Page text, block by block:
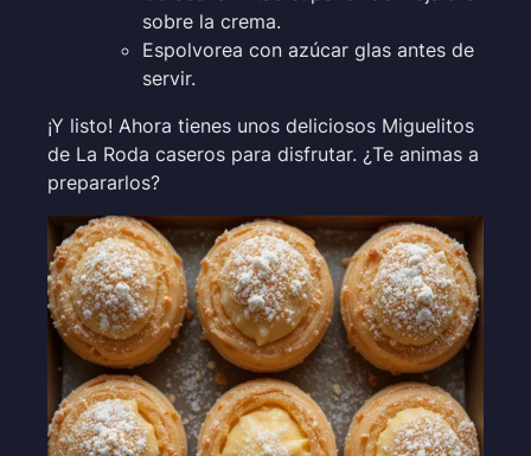
sobre la crema.
Espolvorea con azúcar glas antes de
servir.
¡Y listo! Ahora tienes unos deliciosos Miguelitos
de La Roda caseros para disfrutar. ¿Te animas a
prepararlos?